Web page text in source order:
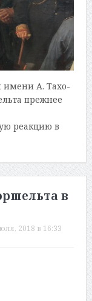
имени А. Тахо-
прежнее
реакцию в
в
2018 в 16:33